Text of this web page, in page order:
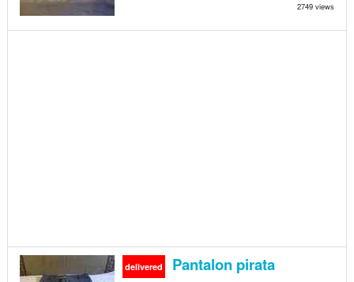
2749 views
delivered Pantalon pirata